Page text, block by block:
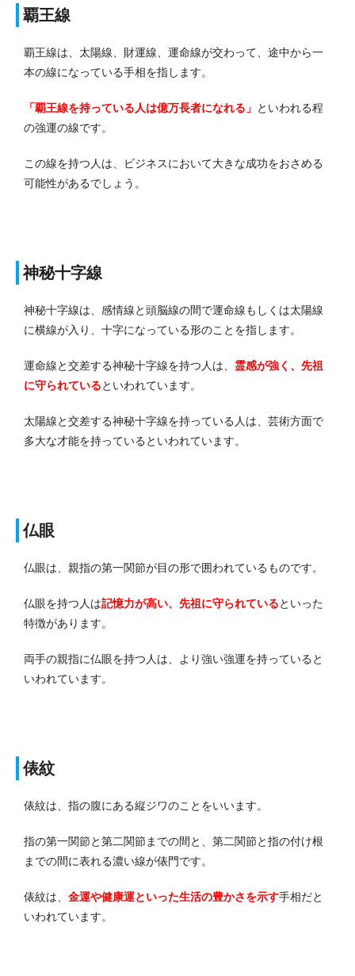
覇王線
覇王線は、太陽線、財運線、運命線が交わって、途中から一
本の線になっている手相を指します。
「覇王線を持っている人は億万長者になれる」 といわれる程
の強運の線です。
この線を持つ人は、ビジネスにおいて大きな成功をおさめる
可能性があるでしょう。
神秘十字線
神秘十字線は、感情線と頭脳線の間で運命線もしくは太陽線
に横線が入り、十字になっている形のことを指します。
運命線と交差する神秘十字線を持つ人は、 霊感が強く、先祖
に守られているといわれています。
太陽線と交差する神秘十字線を持っている人は、芸術方面で
多大な才能を持っているといわれています。
仏眼
仏眼は、親指の第一関節が目の形で囲われているものです。
仏眼を持つ人は記憶力が高い、先祖に守られているといった
特徴があります。
両手の親指に仏眼を持つ人は、より強い強運を持っていると
いわれています。
俵紋
俵紋は、指の腹にある縦ジワのことをいいます。
指の第一関節と第二関節までの間と、第二関節と指の付け根
までの間に表れる濃い線が俵門です。
俵紋は、 金運や健康運といった生活の豊かさを示す手相だと
いわれています。